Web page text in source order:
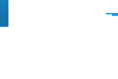
菜